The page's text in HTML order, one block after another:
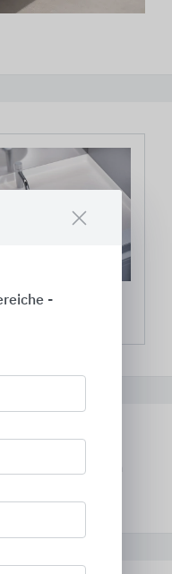
wodurch eine
und vielfältigen
-